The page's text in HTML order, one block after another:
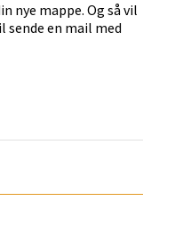
nye mappe. Og så vil
sende en mail med